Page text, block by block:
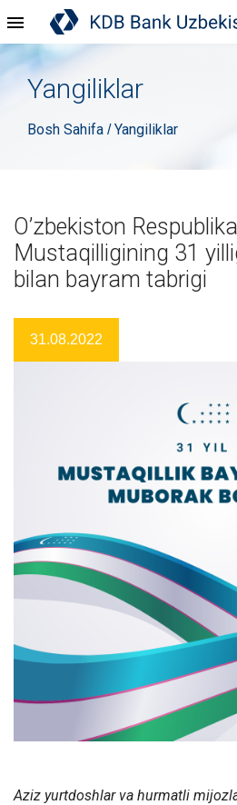
Yangiliklar
Bosh Sahifa /Yangiliklar
O’zbekiston
Mustaqilligining 31
bilan bayram tabrigi
31.08.2022
Aziz yurtdoshlar va hurmatli